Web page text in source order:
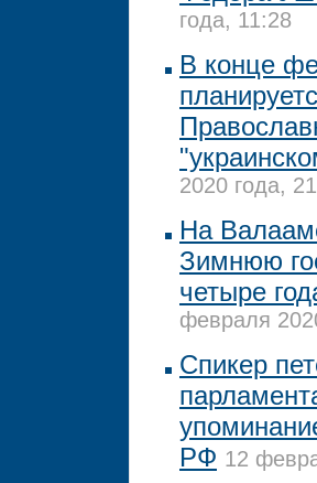
года, 11:28
В конце
2020 года,
На
Зимнюю
четыре
февраля
Спикер
РФ 12